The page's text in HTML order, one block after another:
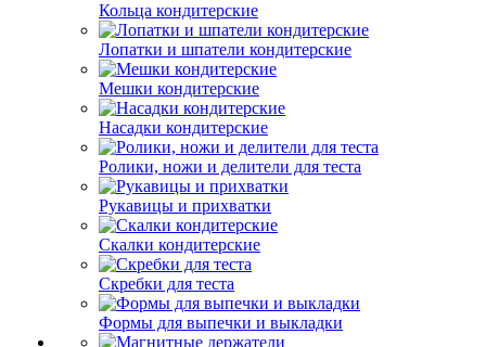
Кольца кондитерские
Лопатки и шпатели кондитерские
Мешки кондитерские
Насадки кондитерские
Ролики, ножи и делители для теста
Рукавицы и прихватки
Скалки кондитерские
Скребки для теста
Формы для выпечки и выкладки